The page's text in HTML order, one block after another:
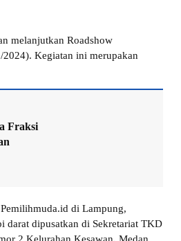
melanjutkan Roadshow
2024). Kegiatan ini merupakan
Fraksi
di Lampung,
darat dipusatkan di Sekretariat TKD